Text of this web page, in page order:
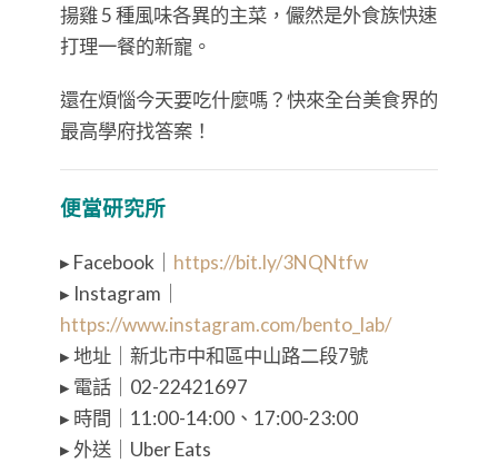
揚雞 5 種風味各異的主菜，儼然是外食族快速
打理一餐的新寵。
還在煩惱今天要吃什麼嗎？快來全台美食界的
最高學府找答案！
便當研究所
▸ Facebook｜ https://bit.ly/3NQNtfw
▸ Instagram｜
https://www.instagram.com/bento_lab/
▸ 地址｜新北市中和區中山路二段7號
▸ 電話｜02-22421697
▸ 時間｜11:00-14:00、17:00-23:00
▸ 外送｜Uber Eats